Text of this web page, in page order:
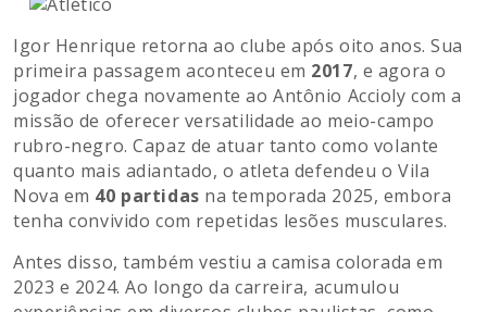
Igor Henrique retorna ao clube após oito anos. Sua
primeira passagem aconteceu em 2017, e agora o
jogador chega novamente ao Antônio Accioly com a
missão de oferecer versatilidade ao meio-campo
rubro-negro. Capaz de atuar tanto como volante
quanto mais adiantado, o atleta defendeu o Vila
Nova em 40 partidas na temporada 2025, embora
tenha convivido com repetidas lesões musculares.
Antes disso, também vestiu a camisa colorada em
2023 e 2024. Ao longo da carreira, acumulou